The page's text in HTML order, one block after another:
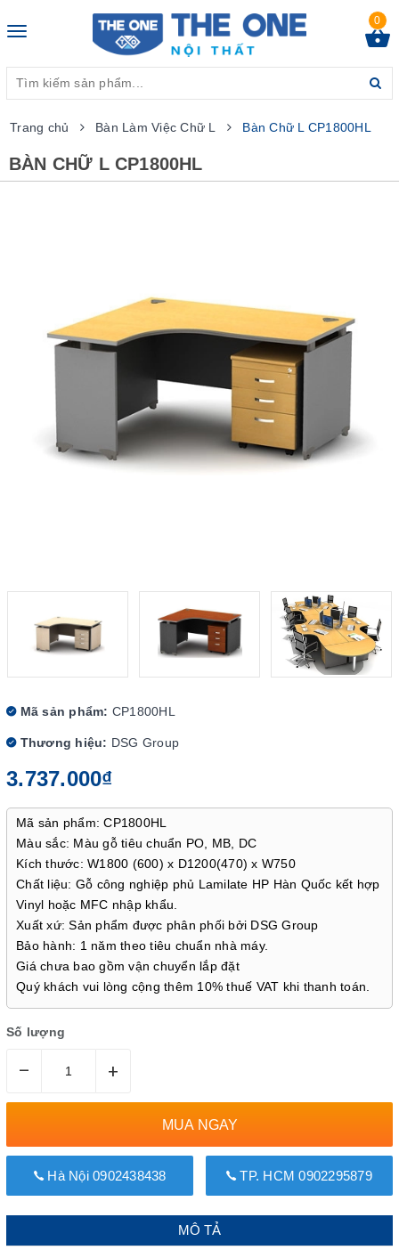
Toggle
0
Trang chủ Bàn Làm Việc Chữ L Bàn Chữ L CP1800HL
BÀN CHỮ L CP1800HL
Mã sản phẩm: CP1800HL
Thương hiệu: DSG Group
3.737.000₫
Mã sản phẩm: CP1800HL
Màu sắc: Màu gỗ tiêu chuẩn PO, MB, DC
Kích thước: W1800 (600) x D1200(470) x W750
Chất liệu: Gỗ công nghiệp phủ Lamilate HP Hàn Quốc kết hợp
Vinyl hoặc MFC nhập khẩu.
Xuất xứ: Sản phẩm được phân phối bởi DSG Group
Bảo hành: 1 năm theo tiêu chuẩn nhà máy.
Giá chưa bao gồm vận chuyển lắp đặt
Quý khách vui lòng cộng thêm 10% thuế VAT khi thanh toán.
Số lượng
– +
MUA NGAY
Hà Nội 0902438438 TP. HCM 0902295879
MÔ TẢ